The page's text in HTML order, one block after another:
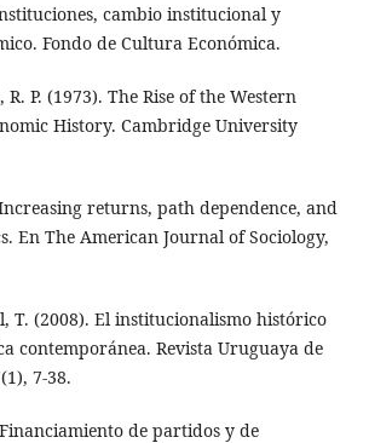
cambio institucional y
Fondo de Cultura Económica.
P. (1973). The Rise of the Western
History. Cambridge University
returns, path dependence, and
En The American Journal of Sociology,
T. (2008). El institucionalismo histórico
contemporánea. Revista Uruguaya de
7-38.
de partidos y de